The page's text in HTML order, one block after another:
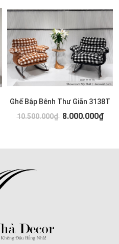
Ghế Bập Bênh Thư Giãn 3138T
10.500.000₫ 8.000.000₫